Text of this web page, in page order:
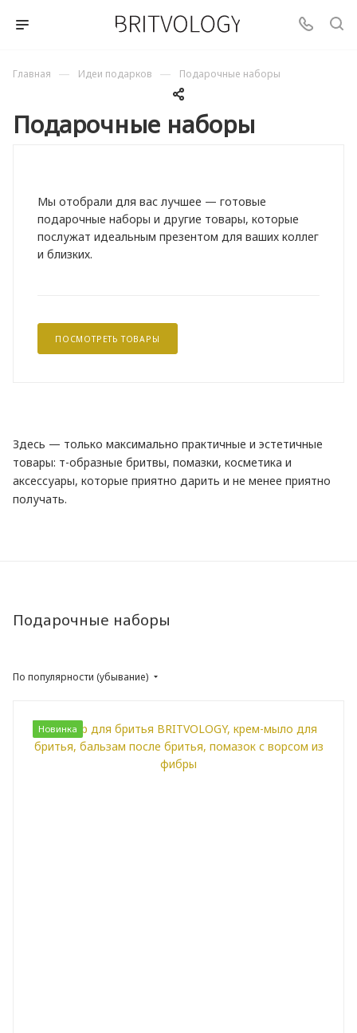
Главная — Идеи подарков — Подарочные наборы
Подарочные наборы
Мы отобрали для вас лучшее — готовые
подарочные наборы и другие товары, которые
послужат идеальным презентом для ваших коллег
и близких.
ПОСМОТРЕТЬ ТОВАРЫ
Здесь — только максимально практичные и эстетичные
товары: т-образные бритвы, помазки, косметика и
аксессуары, которые приятно дарить и не менее приятно
получать.
Подарочные наборы
По популярности (убывание)
Новинка